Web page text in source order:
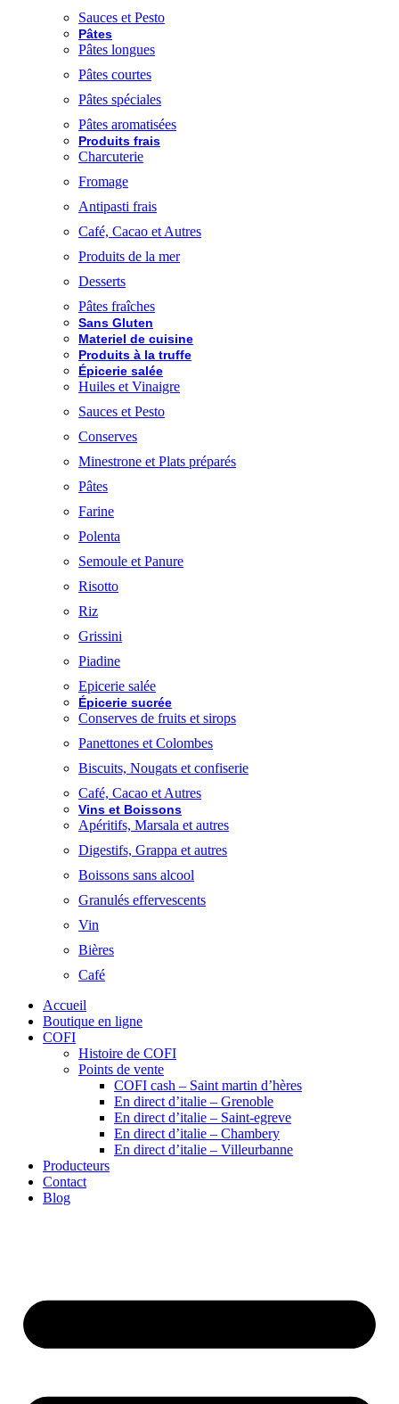
Sauces et Pesto
Pâtes
Pâtes longues
Pâtes courtes
Pâtes spéciales
Pâtes aromatisées
Produits frais
Charcuterie
Fromage
Antipasti frais
Café, Cacao et Autres
Produits de la mer
Desserts
Pâtes fraîches
Sans Gluten
Materiel de cuisine
Produits à la truffe
Épicerie salée
Huiles et Vinaigre
Sauces et Pesto
Conserves
Minestrone et Plats préparés
Pâtes
Farine
Polenta
Semoule et Panure
Risotto
Riz
Grissini
Piadine
Epicerie salée
Épicerie sucrée
Conserves de fruits et sirops
Panettones et Colombes
Biscuits, Nougats et confiserie
Café, Cacao et Autres
Vins et Boissons
Apéritifs, Marsala et autres
Digestifs, Grappa et autres
Boissons sans alcool
Granulés effervescents
Vin
Bières
Café
Accueil
Boutique en ligne
COFI
Histoire de COFI
Points de vente
COFI cash – Saint martin d’hères
En direct d’italie – Grenoble
En direct d’italie – Saint-egreve
En direct d’italie – Chambery
En direct d’italie – Villeurbanne
Producteurs
Contact
Blog